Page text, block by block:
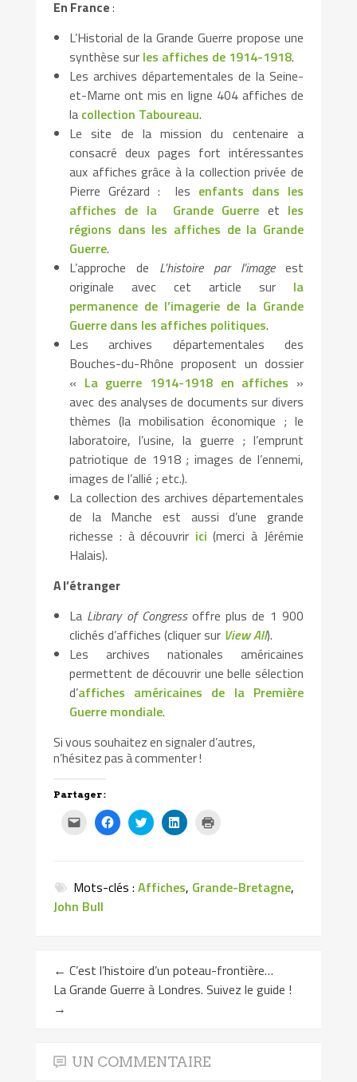
En France:
L’Historial de la Grande Guerre propose une
synthèse sur les affiches de 1914-1918.
Les archives départementales de la Seine-
et-Marne ont mis en ligne 404 affiches de
la collection Taboureau.
Le site de la mission du centenaire a
consacré deux pages fort intéressantes
aux affiches grâce à la collection privée de
Pierre Grézard : les enfants dans les
affiches de la Grande Guerre et les
régions dans les affiches de la Grande
Guerre.
L’approche de L’histoire par l’imageest
originale avec cet article sur la
permanence de l’imagerie de la Grande
Guerre dans les affiches politiques.
Les archives départementales des
Bouches-du-Rhône proposent un dossier
« La guerre 1914-1918 en affiches »
avec des analyses de documents sur divers
thèmes (la mobilisation économique ; le
laboratoire, l’usine, la guerre ; l’emprunt
patriotique de 1918 ; images de l’ennemi,
images de l’allié ; etc.).
La collection des archives départementales
de la Manche est aussi d’une grande
richesse : à découvrir ici (merci à Jérémie
Halais).
A l’étranger
La Library of Congressoffre plus de 1 900
clichés d’affiches (cliquer sur View All).
Les archives nationales américaines
permettent de découvrir une belle sélection
d’affiches américaines de la Première
Guerre mondiale.
Si vous souhaitez en signaler d’autres,
n’hésitez pas à commenter !
Partager :
Cliquez
pour
envoyer
un
ami(ouvre
dans
une
Cliquez
pour
partager
nouvelle
fenêtre)
Cliquez
pour
partager
nouvelle
fenêtre)
Cliquez
pour
nouvelle
fenêtre)
Mots-clés :Affiches, Grande-Bretagne,
John Bull
← C’est l’histoire d’un poteau-frontière…
La Grande Guerre à Londres. Suivez le guide !
→
UN COMMENTAIRE